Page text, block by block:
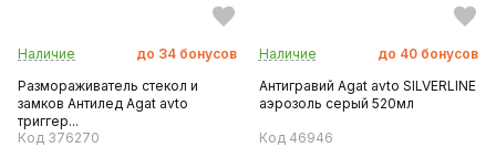
Наличие до 34 бонусов
Размораживатель стекол и
замков Антилед Agat avto
триггер...
Код 376270
Наличие до 40 бонусов
Антигравий Agat avto SILVERLINE
аэрозоль серый 520мл
Код 46946